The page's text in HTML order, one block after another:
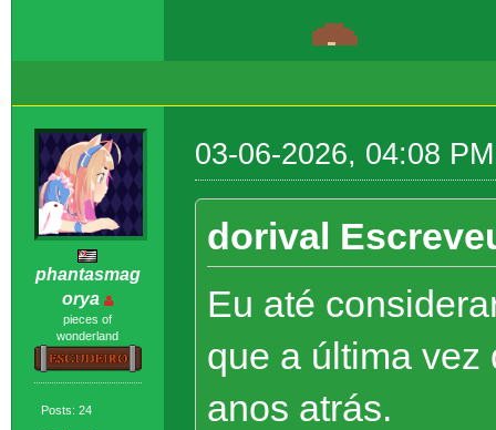
phantasmag
orya
pieces of
wonderland
Posts: 24
03-06-2026, 04:08 PM
dorival
Eu até
que a última vez
anos atrás.